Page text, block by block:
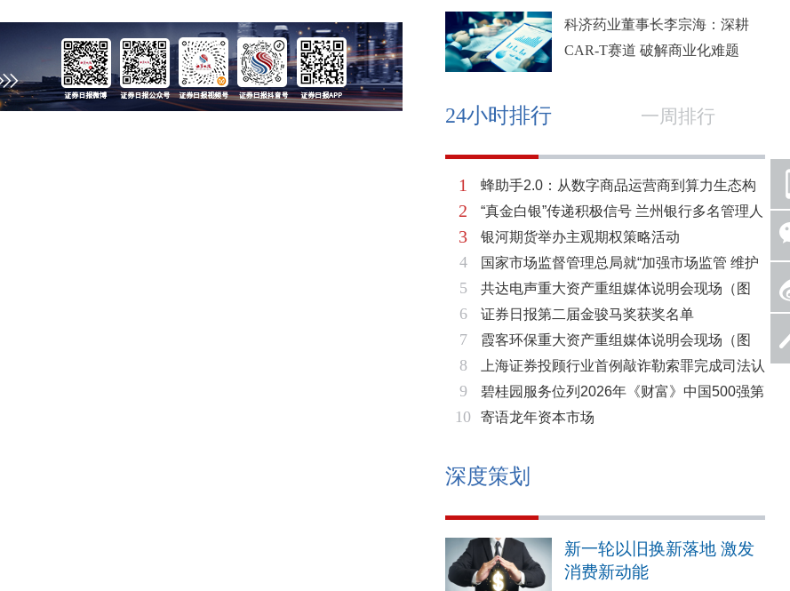
科济药业董事长李宗海：深耕
CAR-T赛道 破解商业化难题
24小时排行 一周排行
1
2
3
4
5
6
7
8
9
10
蜂助手2.0：从数字商品运营商到算力生态构
建者的跃迁
“真金白银”传递积极信号 兰州银行多名管理人
员拟增持公司股份不低于600万元
银河期货举办主观期权策略活动
国家市场监督管理总局就“加强市场监管 维护
市场秩序”答记者问
共达电声重大资产重组媒体说明会现场（图
片）
证券日报第二届金骏马奖获奖名单
霞客环保重大资产重组媒体说明会现场（图
片）
上海证券投顾行业首例敲诈勒索罪完成司法认
定 司法机关重拳打击“职业索赔人”
碧桂园服务位列2026年《财富》中国500强第
321位 排名稳步上升彰显发展韧性
寄语龙年资本市场
深度策划
新一轮以旧换新落地 激发
消费新动能